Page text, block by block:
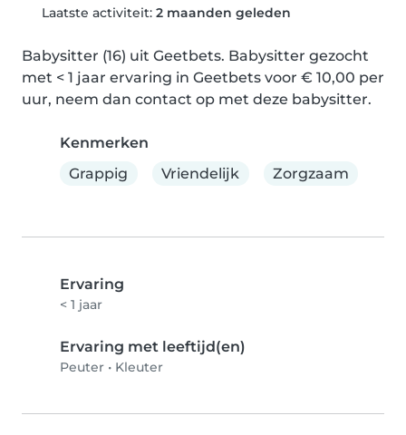
Laatste activiteit: 2 maanden geleden
Babysitter (16) uit Geetbets. Babysitter gezocht
met < 1 jaar ervaring in Geetbets voor € 10,00 per
uur, neem dan contact op met deze babysitter.
Kenmerken
Grappig
Vriendelijk Zorgzaam
Ervaring
< 1 jaar
Ervaring met leeftijd(en)
Peuter • Kleuter